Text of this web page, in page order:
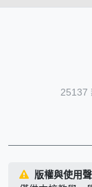
25137
版權與使用聲